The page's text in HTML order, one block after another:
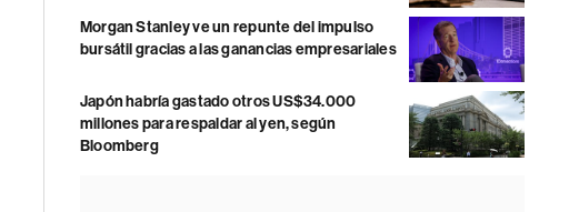
Morgan Stanley ve un repunte del impulso
bursátil gracias a las ganancias empresariales
Japón habría gastado otros US$34.000
millones para respaldar al yen, según
Bloomberg